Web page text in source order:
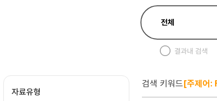
결과내 검색
자료유형
검색 키워드[주제어: